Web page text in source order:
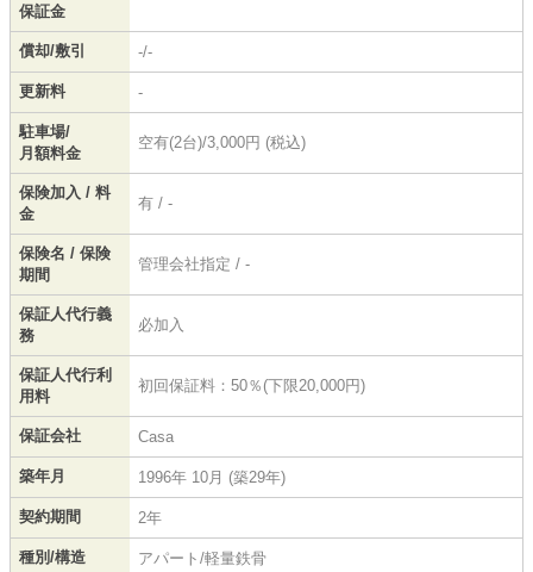
保証金
償却/敷引 -/-
更新料 -
駐車場/
月額料金
空有(2台)/3,000円 (税込)
保険加入 / 料
金
有 / -
保険名 / 保険
期間
管理会社指定 / -
保証人代行義
務
必加入
保証人代行利
用料
初回保証料：50％(下限20,000円)
保証会社 Casa
築年月 1996年 10月 (築29年)
契約期間 2年
種別/構造 アパート/軽量鉄骨